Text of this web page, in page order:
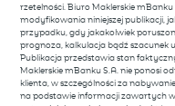
rzetelności. Biuro Maklerskie
modyfikowania niniejszej publikacji,
przypadku, gdy jakakolwiek
prognoza, kalkulacja bądź szacunek
Publikacja przedstawia stan
Maklerskie mBanku S.A. nie ponosi
klienta, w szczególności za
na podstawie informacji zawartych